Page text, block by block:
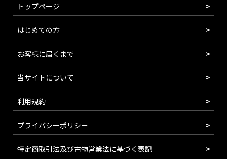
トップページ
はじめての方
お客様に届くまで
当サイトについて
利用規約
プライバシーポリシー
特定商取引法及び古物営業法に基づく表記